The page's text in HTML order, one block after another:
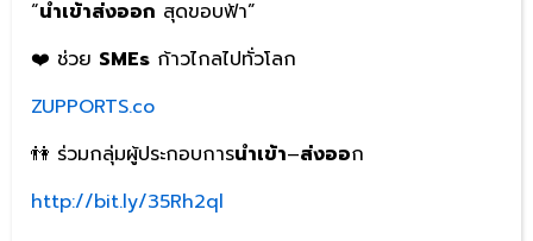
“นำเข้าส่งออก สุดขอบฟ้า”
❤️ ช่วย SMEs ก้าวไกลไปทั่วโลก
ZUPPORTS.co
👫 ร่วมกลุ่มผู้ประกอบการนำเข้า–ส่งออก
http://bit.ly/35Rh2ql